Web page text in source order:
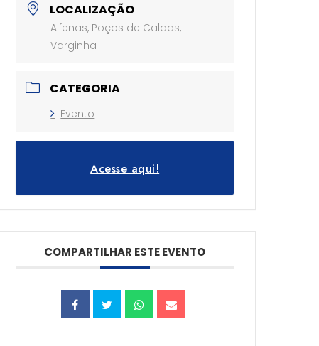
LOCALIZAÇÃO
Alfenas, Poços de Caldas,
Varginha
CATEGORIA
Evento
Acesse aqui!
COMPARTILHAR ESTE EVENTO